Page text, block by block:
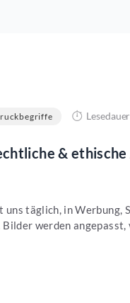
&
uns täglich, in Werbung,
Bilder werden